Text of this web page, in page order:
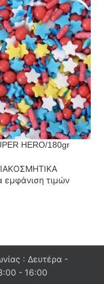
HERO/180gr
εμφάνιση τιμών
: Δευτέρα -
- 16:00